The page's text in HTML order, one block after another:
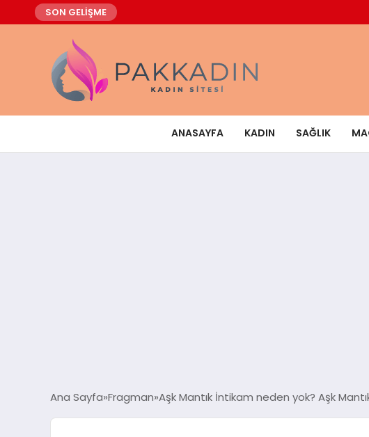
SON GELİŞME
ANASAYFA KADIN SAĞLIK
Ana Sayfa Fragman Aşk Mantık İntikam neden yok? Aşk